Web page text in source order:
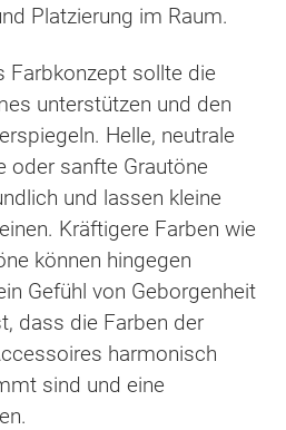
Platzierung im Raum.
Farbkonzept sollte die
unterstützen und den
Helle, neutrale
oder sanfte Grautöne
und lassen kleine
Kräftigere Farben wie
können hingegen
Gefühl von Geborgenheit
dass die Farben der
harmonisch
sind und eine